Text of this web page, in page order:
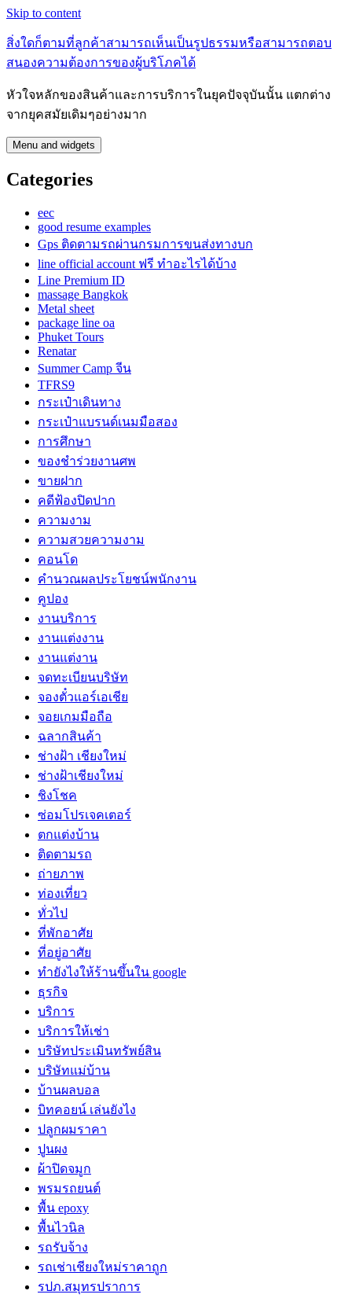
Skip to content
สิ่งใดก็ตามที่ลูกค้าสามารถเห็นเป็นรูปธรรมหรือสามารถตอบ
สนองความต้องการของผู้บริโภคได้
หัวใจหลักของสินค้าและการบริการในยุคปัจจุบันนั้น แตกต่าง
จากยุคสมัยเดิมๆอย่างมาก
Menu and widgets
Categories
eec
good resume examples
Gps ติดตามรถผ่านกรมการขนส่งทางบก
line official account ฟรี ทําอะไรได้บ้าง
Line Premium ID
massage Bangkok
Metal sheet
package line oa
Phuket Tours
Renatar
Summer Camp จีน
TFRS9
กระเป๋าเดินทาง
กระเป๋าแบรนด์เนมมือสอง
การศึกษา
ของชำร่วยงานศพ
ขายฝาก
คดีฟ้องปิดปาก
ความงาม
ความสวยความงาม
คอนโด
คำนวณผลประโยชน์พนักงาน
คูปอง
งานบริการ
งานแต่งงาน
งานแต่งาน
จดทะเบียนบริษัท
จองตั๋วแอร์เอเชีย
จอยเกมมือถือ
ฉลากสินค้า
ช่างฝ้า เชียงใหม่
ช่างฝ้าเชียงใหม่
ชิงโชค
ซ่อมโปรเจคเตอร์
ตกแต่งบ้าน
ติดตามรถ
ถ่ายภาพ
ท่องเที่ยว
ทั่วไป
ที่พักอาศัย
ที่อยู่อาศัย
ทํายังไงให้ร้านขึ้นใน google
ธุรกิจ
บริการ
บริการให้เช่า
บริษัทประเมินทรัพย์สิน
บริษัทแม่บ้าน
บ้านผลบอล
บิทคอยน์ เล่นยังไง
ปลูกผมราคา
ปูนผง
ผ้าปิดจมูก
พรมรถยนต์
พื้น epoxy
พื้นไวนิล
รถรับจ้าง
รถเช่าเชียงใหม่ราคาถูก
รปภ.สมุทรปราการ